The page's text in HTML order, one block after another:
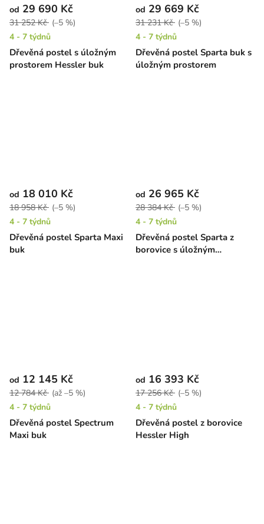
Dřevěná postel s úložným
prostorem Hessler buk
od 29 690 Kč
31 252 Kč (–5 %)
4 - 7 týdnů
Dřevěná postel Sparta buk s
úložným prostorem
od 29 669 Kč
31 231 Kč (–5 %)
4 - 7 týdnů
Dřevěná postel Sparta Maxi
buk
od 18 010 Kč
18 958 Kč (–5 %)
4 - 7 týdnů
Dřevěná postel Sparta z
borovice s úložným
od 26 965 Kč
28 384 Kč (–5 %)
4 - 7 týdnů
Dřevěná postel Spectrum
Maxi buk
od 12 145 Kč
12 784 Kč (až –5 %)
4 - 7 týdnů
Dřevěná postel z borovice
Hessler High
od 16 393 Kč
17 256 Kč (–5 %)
4 - 7 týdnů